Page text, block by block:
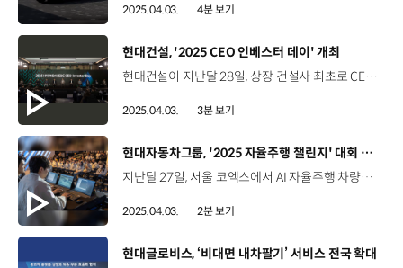
2025.04.03. 4분 보기
[동영상]
현대건설, '2025 CEO 인베스터 데이' 개최
현대건설이 지난달 28일, 상장 건설사 최초로 CEO 인베스터 데이를 열고 에너지 중심의 성장 전략 ‘H-Road’를 공개했습니다. 이번에 공개된 ‘H-Road’에는 에너지 전환을 선도하고 경쟁력을 강화하기 위한 중장기 성장 전략이 담겼습니다. 이한우 대표이사 / 현대건설 현대건설이 개척해 온 발자취가 곧 건설 산업의 길이 되었습니다. 끊임없는 도전과 혁신을 통해 건설 산업을 선도해 왔으며, 앞으로도 우리가 걸어온 길을 토대로 지속 가능한 성장을 향해 힘찬 발걸음을 이어나갈 것입니다. 이것이 현대건설이 생각하는 ‘H-Road’입니다. 현대건설은 ‘H-Road’의 세 가지 키워드를 골자로 미래를 준비하는데요, 먼저, ‘에너지 트랜지션 리더’로서 대형원전과 SMR 등 원자력 사업을 중심으로 지속가능한 에너지 혁신을 주도해나갈 계획입니다. 또한, 고부가가치 기술을 기반으로 현지화 전략을 펼쳐 유럽, 미국, 오세아니아 등 선진시장에서의 시장 지배력도 확대해나갈 예정이며, ‘코어 컴피턴시 포커스’ 전략을 통해 데이터센터, 해상풍력 등 경쟁 우위 사업에 역량을 집중함으로써 글로벌 건설업계 선두 자리를 공고히 할 것을 선언했습니다. 이한우 대표이사 / 현대건설 현대건설은 건설업계 중 유일하게 기술 연구소를 운영하고 있으며, 앞으로도 첨단 기술과 스마트 건설 솔루션을 바탕으로 건설 산업의 디지털 전환을 가속화하고 미래 모빌리티 인프라 구축을 선도하는 건설 기업이 되겠습니다. 현대건설은 이날, ‘H-Road’실현을 위한 재무 전략도 발표했는데요. 수주 규모를 현재 17조 5천억 원에서 2030년 25조 원 이상으로 확대해 수주 및 매출 40조 원과 영업이익률 8%를 달성할 계획입니다. 이와 함께 현대건설은 최소 주당 배당금을 올해부터 기존 600원에서 800원으로 상향 조정하고, 2027년까지 총 주주환원율을 25% 이상으로 확대하는 등 주주환원 정책도 강화해나갈 예정입니다.
2025.04.03. 3분 보기
[동영상]
현대자동차그룹, '2025 자율주행 챌린지' 대회 개최
지난달 27일, 서울 코엑스에서 AI 자율주행 차량이 가상의 도심을 달리는 ‘2025 자율주행 챌린지’가 개최됐습니다. 현대자동차그룹은 지난 2010년부터 자율주행 기술 연구와 개발, 우수 인재 육성을 위해 자율주행 경진대회를 개최하고 있는데요. 올해는 대회 최초로 ‘AI 엔드 투 엔드 자율주행’ 기술력을 겨뤘습니다. AI 엔드 투 엔드 자율주행은 주행 데이터와 도로 교통 상황의 시나리오를 AI에 학습시키는 방식으로, 글로벌 자율주행 트렌드로 주목받고 있습니다. 이번 대회에는 총 16개 팀이 참가한 가운데 예선 경기를 거쳐 상위 8개 팀이 본선에 진출했는데요. 각 팀별로 세 가지 시나리오에 대한 미션을 수행한 뒤, 완주 점수와 페널티 등을 합산한 총점으로 최종 순위를 결정했습니다. 김소영 우승팀 / 한양대학교 저희가 처음 해보는 ‘AI 엔드 투 엔드 자율주행’이다 보니 데이터를 직접 취득을 하고 그걸 또 다시 학습하고 힘들었지만 그래도 값진 경험, 값진 결과를 얻게 되어서 행복했습니다. 우승팀에게는 상금 3,000만 원과 관련 부문 입사 지원 시 서류전형이 면제되는 채용 특전이 주어졌는데요. 현대자동차그룹은 앞으로도 자율주행 챌린지를 통해 기술 경연의 장을 마련하고 여러 대학이 자율주행 연구개발에 집중할 수 있도록 지원할 예정입니다.
2025.04.03. 2분 보기
[동영상]
현대글로비스, ‘비대면 내차팔기’ 서비스 전국 확대